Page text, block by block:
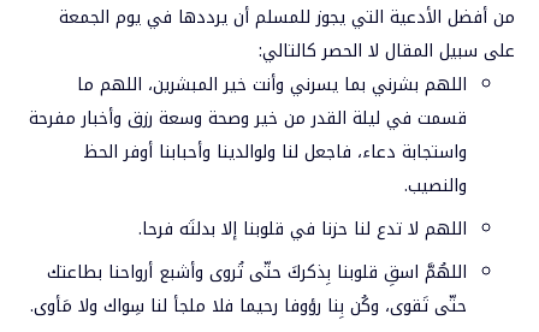
من أفضل الأدعية التي يجوزللمسلمأن يرددها في يوم الجمعة
على سبيل المقال لا الحصر كالتالي:
اللهم بشرني بما يسرني وأنت خير المبشرين، اللهم ما
قسمت في ليلة القدر من خير وصحة وسعة رزق وأخبار مفرحة
واستجابة دعاء، فاجعل لنا ولوالدينا وأحبابنا أوفر الحظ
والنصيب.
اللهم لا تدع لنا حزنا في قلوبنا إلا بدلتَه فرحا.
اللهُمَّ اسقِ قلوبنا بِذكركَ حتّى تُروى وأشبع أرواحنا بطاعتك
حتّى تَقوى، وكُن بِنا رؤوفا رحيما فلا ملجأ لنا سِواك ولا مَأوى.